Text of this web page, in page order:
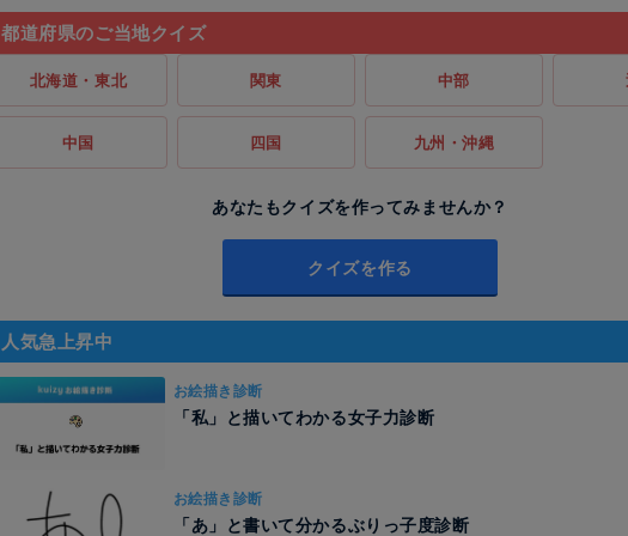
都道府県のご当地クイズ
北海道・東北 関東 中部
中国 四国 九州・沖縄
あなたもクイズを作ってみませんか？
クイズを作る
人気急上昇中
お絵描き診断
「私」と描いてわかる女子力診断
お絵描き診断
「あ」と書いて分かるぶりっ子度診断